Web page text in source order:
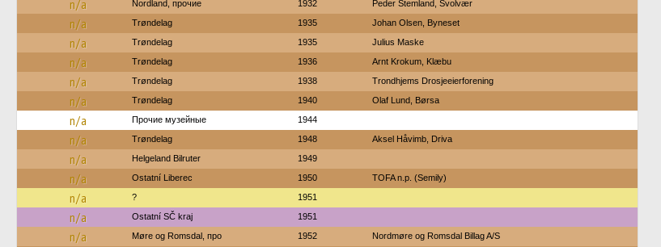
n/a Nordland, прочие 1932 Peder Stemland, Svolvær
n/a Trøndelag 1935 Johan Olsen, Byneset
n/a Trøndelag 1935 Julius Maske
n/a Trøndelag 1936 Arnt Krokum, Klæbu
n/a Trøndelag 1938 Trondhjems Drosjeeierforening
n/a Trøndelag 1940 Olaf Lund, Børsa
n/a Прочие музейные 1944
n/a Trøndelag 1948 Aksel Håvimb, Driva
n/a Helgeland Bilruter 1949
n/a Ostatní Liberec 1950 TOFA n.p. (Semily)
n/a ? 1951
n/a Ostatní SČ kraj 1951
n/a Møre og Romsdal, про 1952 Nordmøre og Romsdal Billag A/S